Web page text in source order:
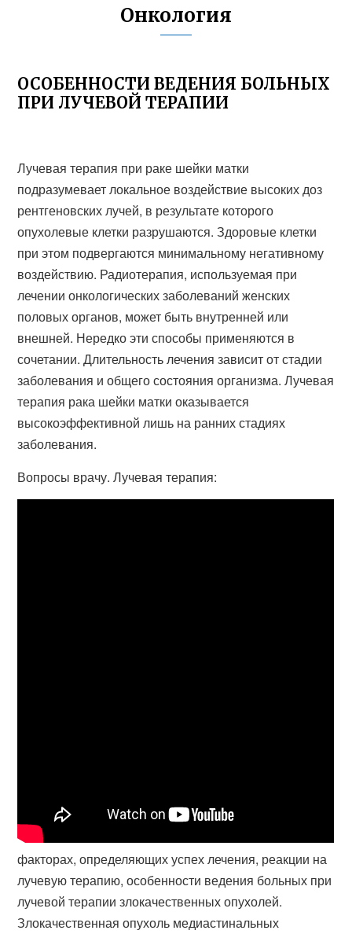
Онкология
ОСОБЕННОСТИ ВЕДЕНИЯ БОЛЬНЫХ
ПРИ ЛУЧЕВОЙ ТЕРАПИИ
Лучевая терапия при раке шейки матки
подразумевает локальное воздействие высоких доз
рентгеновских лучей, в результате которого
опухолевые клетки разрушаются. Здоровые клетки
при этом подвергаются минимальному негативному
воздействию. Радиотерапия, используемая при
лечении онкологических заболеваний женских
половых органов, может быть внутренней или
внешней. Нередко эти способы применяются в
сочетании. Длительность лечения зависит от стадии
заболевания и общего состояния организма. Лучевая
терапия рака шейки матки оказывается
высокоэффективной лишь на ранних стадиях
заболевания.
Вопросы врачу. Лучевая терапия:
факторах, определяющих успех лечения, реакции на
лучевую терапию, особенности ведения больных при
лучевой терапии злокачественных опухолей.
Злокачественная опухоль медиастинальных